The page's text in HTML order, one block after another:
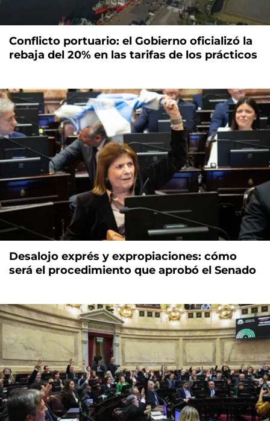
Conflicto portuario: el Gobierno oficializó la
rebaja del 20% en las tarifas de los prácticos
Desalojo exprés y expropiaciones: cómo
será el procedimiento que aprobó el Senado